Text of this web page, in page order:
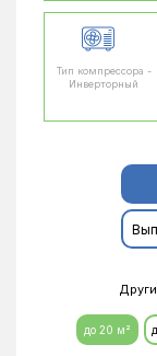
Тип компрессора -
Инверторный
до 20 м²